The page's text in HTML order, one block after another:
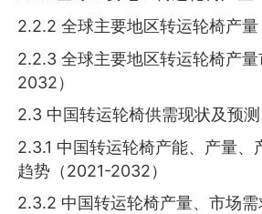
2.2.2 全球主要地区转运轮椅产量
2.2.3 全球主要地区转运轮椅产
2032）
2.3 中国转运轮椅供需现状及预
2.3.1 中国转运轮椅产能、产量、
趋势（2021-2032）
2.3.2 中国转运轮椅产量、市场